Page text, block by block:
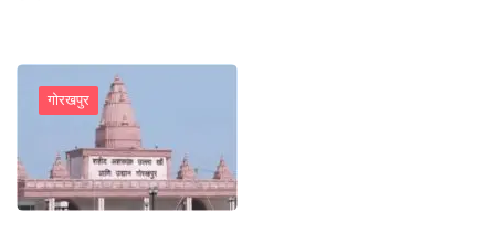
गोरखपुर